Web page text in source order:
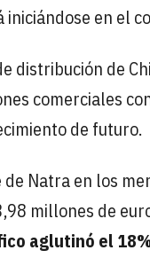
en el
distribución de
comerciales
de futuro.
Natra en los
millones de
aglutinó el